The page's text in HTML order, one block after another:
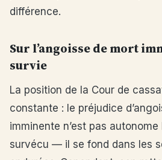
différence.
Sur l’angoisse de mort
survie
La position de la Cour de
constante : le préjudice
imminente n’est pas
survécu — il se fond dans les